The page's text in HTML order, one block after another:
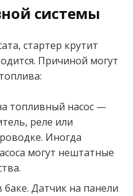
системы
стартер крутит
Причиной могут
топливный насос —
реле или
Иногда
могут нештатные
баке. Датчик на панели